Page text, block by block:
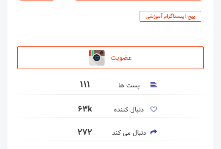
پیج اینستاگرام آموزشی
عضویت
پست ها 111
دنبال کننده 63k
دنبال می کند 272